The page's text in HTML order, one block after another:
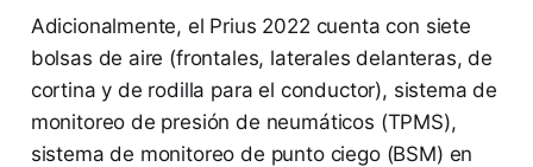
Adicionalmente, el Prius 2022 cuenta con siete
bolsas de aire (frontales, laterales delanteras, de
cortina y de rodilla para el conductor), sistema de
monitoreo de presión de neumáticos (TPMS),
sistema de monitoreo de punto ciego (BSM) en